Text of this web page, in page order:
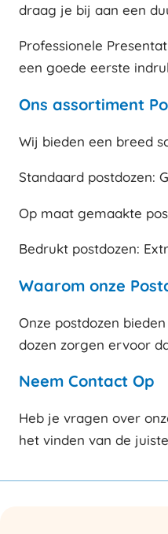
draag je bij aan een
Professionele
een goede eerste
Ons assortiment
Wij bieden een breed
Standaard postdozen:
Op maat gemaakte
Bedrukt postdozen:
Waarom onze
Onze postdozen
dozen zorgen ervoor
Neem Contact Op
Heb je vragen over
het vinden van de